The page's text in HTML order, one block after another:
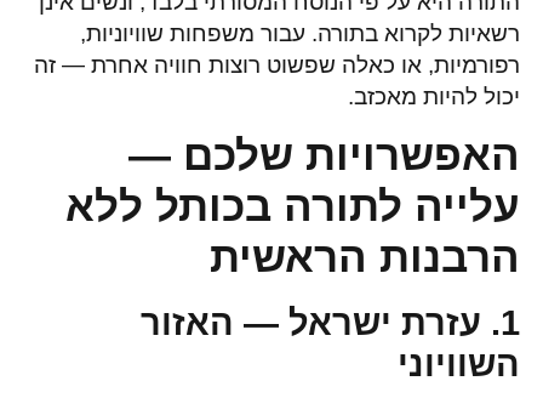
רשאיות לקרוא בתורה. עבור משפחות שוויוניות,
רפורמיות, או כאלה שפשוט רוצות חוויה אחרת — זה
יכול להיות מאכזב.
האפשרויות שלכם —
עלייה לתורה בכותל ללא
הרבנות הראשית
1. עזרת ישראל — האזור
השוויוני